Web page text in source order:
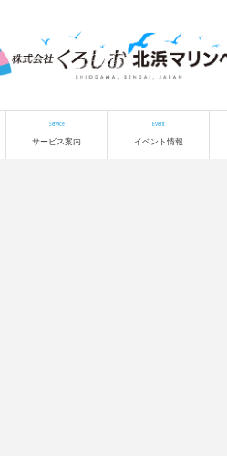
Service
サービス案内
Event
イベント情報